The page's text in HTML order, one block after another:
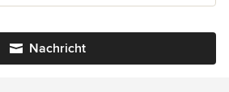
Nachricht